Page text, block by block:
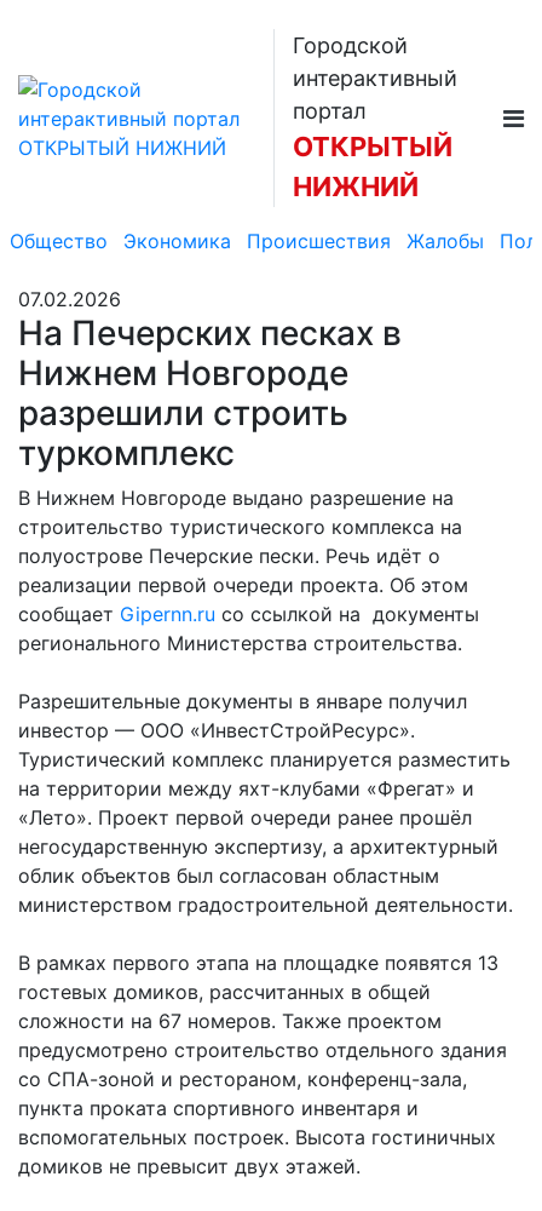
Городской
интерактивный
портал
ОТКРЫТЫЙ
НИЖНИЙ
Общество Экономика Происшествия Жалобы
07.02.2026
На Печерских песках в
Нижнем Новгороде
разрешили строить
туркомплекс
В Нижнем Новгороде выдано разрешение на
строительство туристического комплекса на
полуострове Печерские пески. Речь идёт о
реализации первой очереди проекта. Об этом
сообщает Gipernn.ru со ссылкой на документы
регионального Министерства строительства.
Разрешительные документы в январе получил
инвестор — ООО «ИнвестСтройРесурс».
Туристический комплекс планируется разместить
на территории между яхт-клубами «Фрегат» и
«Лето». Проект первой очереди ранее прошёл
негосударственную экспертизу, а архитектурный
облик объектов был согласован областным
министерством градостроительной деятельности.
В рамках первого этапа на площадке появятся 13
гостевых домиков, рассчитанных в общей
сложности на 67 номеров. Также проектом
предусмотрено строительство отдельного здания
со СПА-зоной и рестораном, конференц-зала,
пункта проката спортивного инвентаря и
вспомогательных построек. Высота гостиничных
домиков не превысит двух этажей.